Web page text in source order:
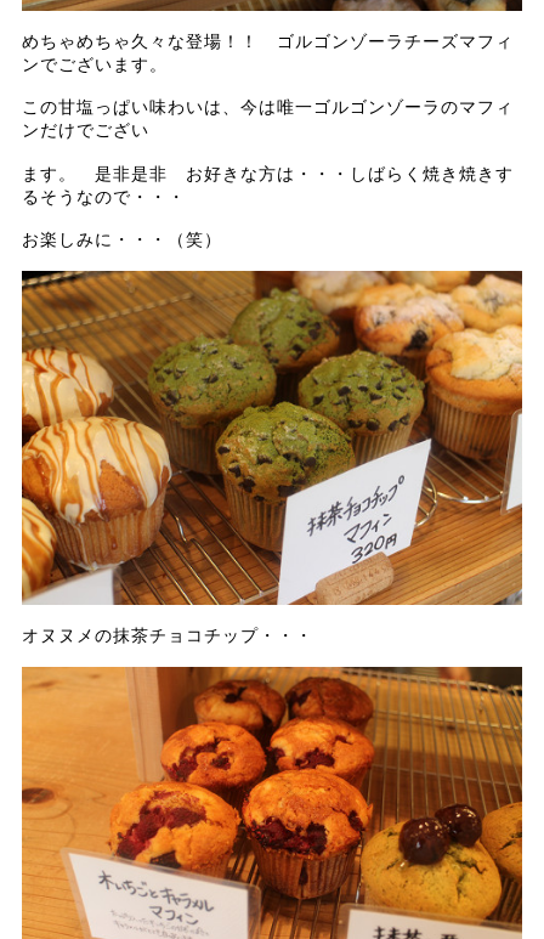
めちゃめちゃ久々な登場！！ ゴルゴンゾーラチーズマフィ
ンでございます。
この甘塩っぱい味わいは、今は唯一ゴルゴンゾーラのマフィ
ンだけでござい
ます。 是非是非 お好きな方は・・・しばらく焼き焼きす
るそうなので・・・
お楽しみに・・・（笑）
オヌヌメの抹茶チョコチップ・・・